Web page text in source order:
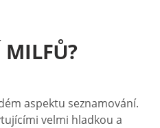
MILFŮ?
aspektu seznamování.
velmi hladkou a